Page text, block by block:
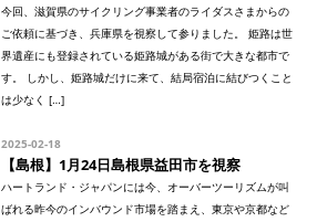
今回、滋賀県のサイクリング事業者のライダスさまからの
ご依頼に基づき、兵庫県を視察して参りました。 姫路は世
界遺産にも登録されている姫路城がある街で大きな都市で
す。 しかし、姫路城だけに来て、結局宿泊に結びつくこと
は少なく […]
2025-02-18
【島根】1月24日島根県益田市を視察
ハートランド・ジャパンには今、オーバーツーリズムが叫
ばれる昨今のインバウンド市場を踏まえ、東京や京都など